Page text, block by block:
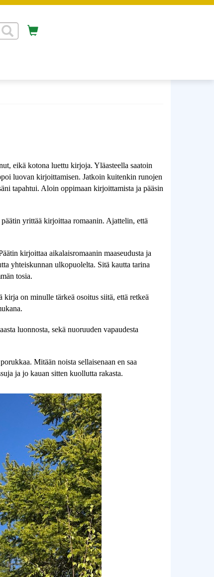
eikä kotona luettu kirjoja. Yläasteella saatoin
luovan kirjoittamisen. Jatkoin kuitenkin runojen
tapahtui. Aloin oppimaan kirjoittamista ja pääsin
yrittää kirjoittaa romaanin. Ajattelin, että
kirjoittaa aikalaisromaanin maaseudusta ja
yhteiskunnan ulkopuolelta. Sitä kautta tarina
tosia.
on minulle tärkeä osoitus siitä, että retkeä
luonnosta, sekä nuoruuden vapaudesta
Mitään noista sellaisenaan en saa
ja jo kauan sitten kuollutta rakasta.